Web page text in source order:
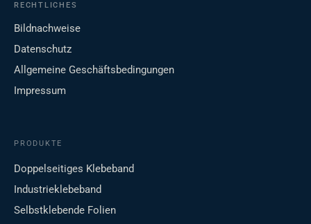
RECHTLICHES
Bildnachweise
Datenschutz
Allgemeine Geschäftsbedingungen
Impressum
PRODUKTE
Doppelseitiges Klebeband
Industrieklebeband
Selbstklebende Folien